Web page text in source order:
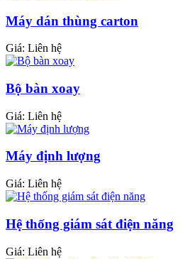
Máy dán thùng carton
Giá: Liên hệ
Bộ bàn xoay
Giá: Liên hệ
Máy định lượng
Giá: Liên hệ
Hệ thống giám sát điện năng
Giá: Liên hệ